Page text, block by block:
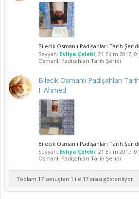
Bilecik Osmanlı Padişahları Tarih
Seyyah: Evliya Çelebi, 21 Ekim 2017, 0
Osmanlı Padişahları Tarih Şeridi
Bilecik Osmanlı Padişahları
I. Ahmed
Bilecik Osmanlı Padişahları Tarih
Seyyah: Evliya Çelebi, 21 Ekim 2017, 0
Osmanlı Padişahları Tarih Şeridi
Toplam 17 sonuçtan 1 ile 17 arası gösteriliyor